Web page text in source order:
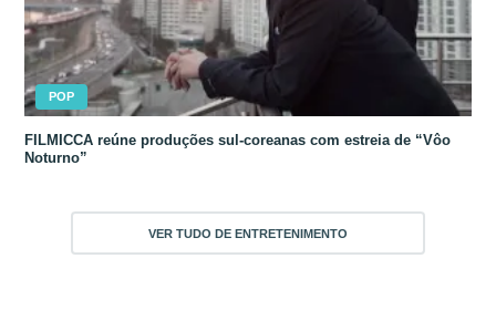
POP
FILMICCA reúne produções sul-coreanas com estreia de “Vôo
Noturno”
VER TUDO DE ENTRETENIMENTO